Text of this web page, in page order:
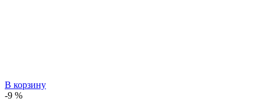
В корзину
-9 %